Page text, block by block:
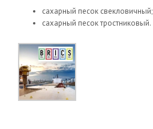
сахарный песок свекловичный;
сахарный песок тростниковый.